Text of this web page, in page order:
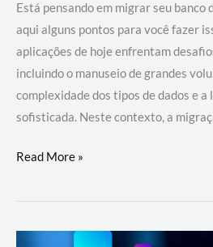
Está pensando em migrar seu banco
aqui alguns pontos para você fazer
aplicações de hoje enfrentam
incluindo o manuseio de grandes
complexidade dos tipos de dados e a
sofisticada. Neste contexto, a
Por
migrar
Read More »